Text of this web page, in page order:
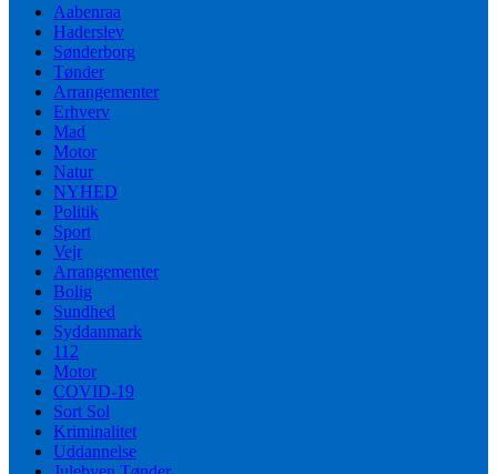
Aabenraa
Haderslev
Sønderborg
Tønder
Arrangementer
Erhverv
Mad
Motor
Natur
NYHED
Politik
Sport
Vejr
Arrangementer
Bolig
Sundhed
Syddanmark
112
Motor
COVID-19
Sort Sol
Kriminalitet
Uddannelse